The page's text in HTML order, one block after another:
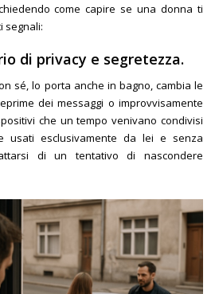
come capire se una donna ti
segnali:
di privacy e segretezza.
sé, lo porta anche in bagno, cambia le
dei messaggi o improvvisamente
che un tempo venivano condivisi
usati esclusivamente da lei e senza
di un tentativo di nascondere